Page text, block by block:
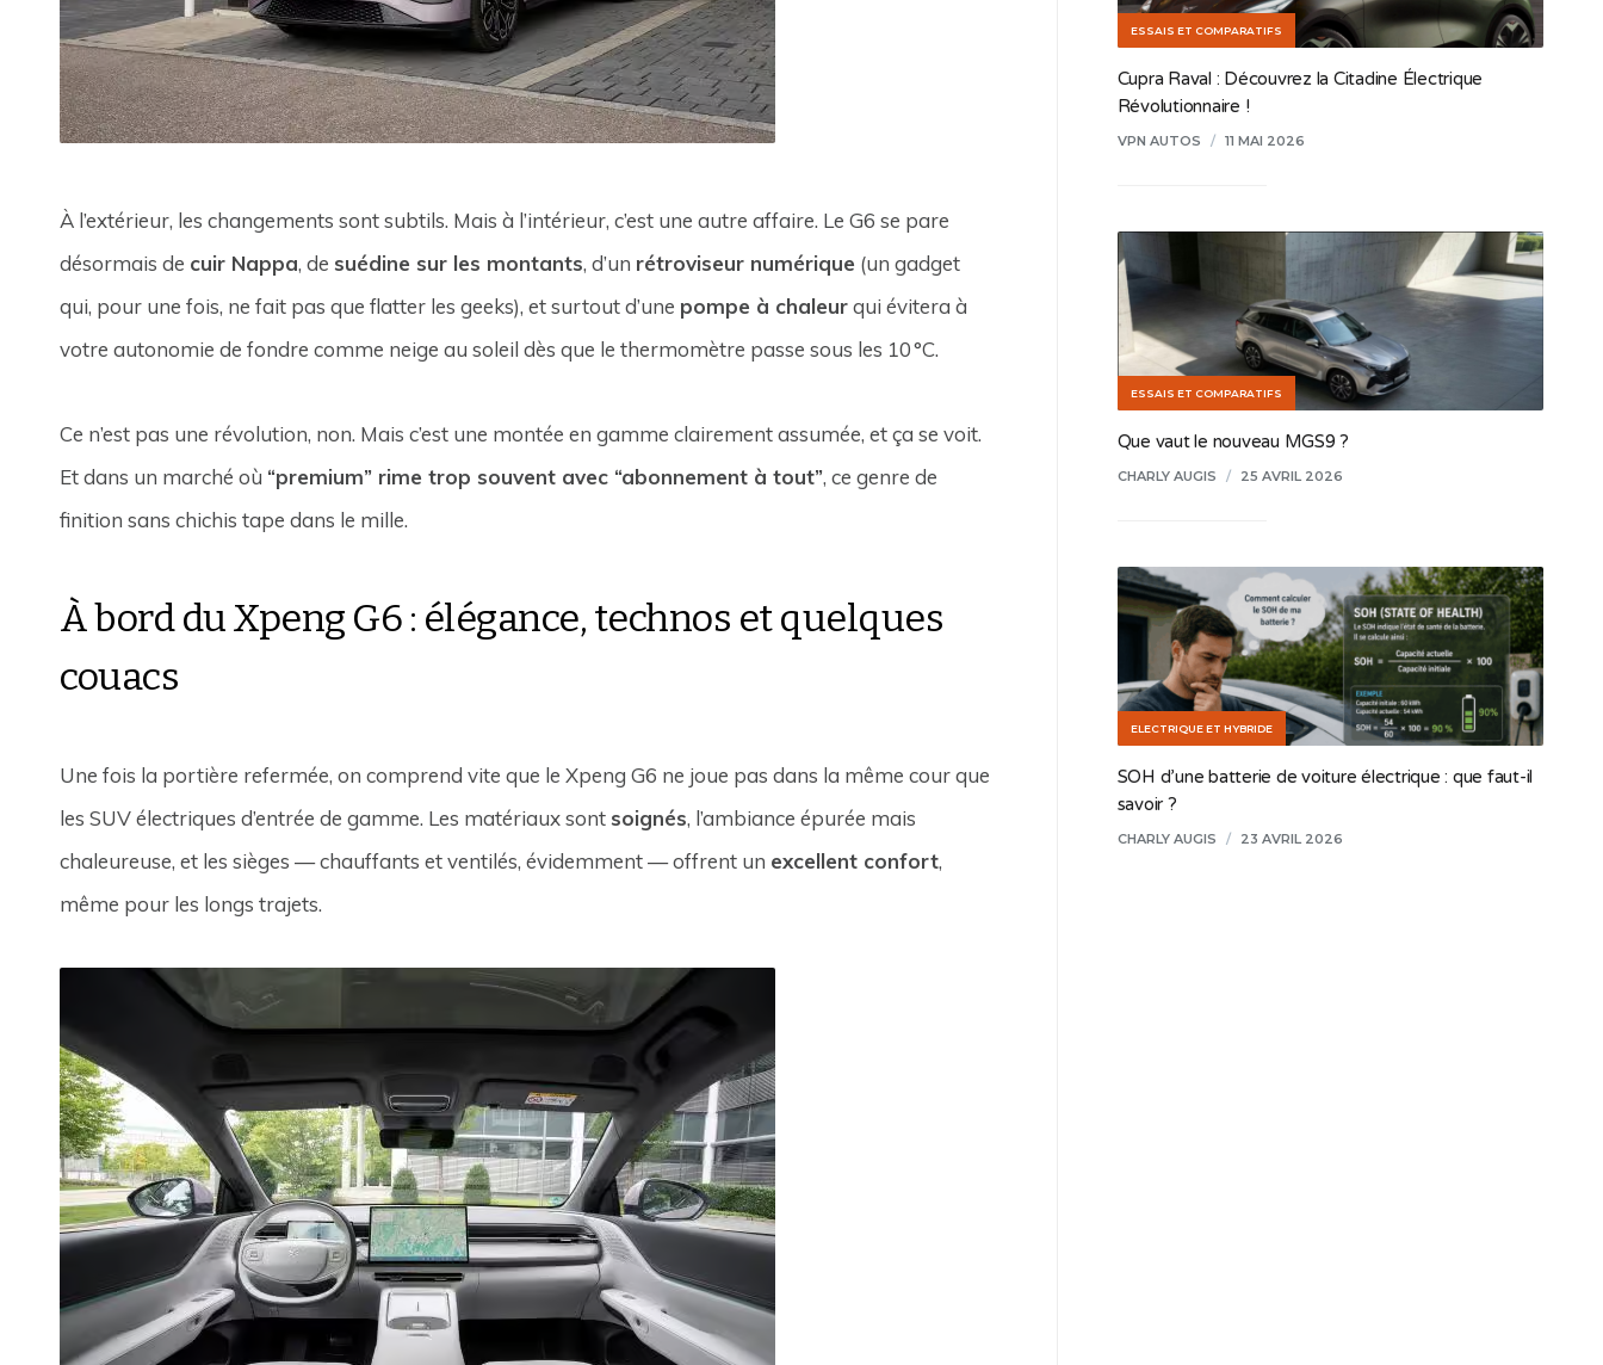
À l’extérieur, les changements sont subtils. Mais à l’intérieur, c’est une autre affaire. Le G6 se pare
désormais de cuir Nappa, desuédine sur les montants, d’un rétroviseur numérique (un gadget
qui, pour une fois, ne fait pas que flatter les geeks), et surtout d’une pompe à chaleurqui évitera à
votre autonomie de fondre comme neige au soleil dès que le thermomètre passe sous les 10 °C.
Ce n’est pas une révolution, non. Mais c’est une montée en gamme clairement assumée, et ça se voit.
Et dans un marché où “premium” rime trop souvent avec “abonnement à tout”, ce genre de
finition sans chichis tape dans le mille.
À bord du Xpeng G6 : élégance, technos et quelques
couacs
Une fois la portière refermée, on comprend vite que le Xpeng G6 ne joue pas dans la même cour que
les SUV électriques d’entrée de gamme. Les matériaux sontsoignés, l’ambiance épurée mais
chaleureuse, et les sièges — chauffants et ventilés, évidemment — offrent un excellent confort,
même pour les longs trajets.
ESSAIS ET COMPARATIFS
Cupra Raval : Découvrez la Citadine Électrique
Révolutionnaire !
VPN AUTOS / 11 MAI 2026
ESSAIS ET COMPARATIFS
Que vaut le nouveau MGS9 ?
CHARLY AUGIS / 25 AVRIL 2026
ELECTRIQUE ET HYBRIDE
SOH d’une batterie de voiture électrique : que faut-il
savoir ?
CHARLY AUGIS / 23 AVRIL 2026